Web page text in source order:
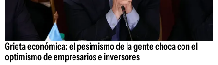
Grieta económica: el pesimismo de la gente choca con el
optimismo de empresarios e inversores